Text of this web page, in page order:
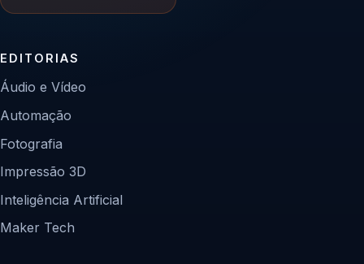
EDITORIAS
Áudio e Vídeo
Automação
Fotografia
Impressão 3D
Inteligência Artificial
Maker Tech